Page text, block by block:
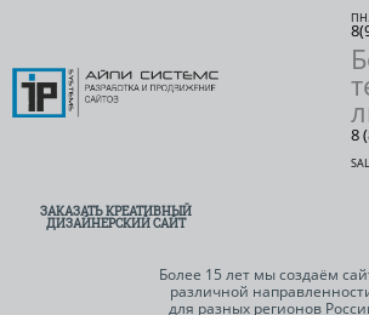
8
ЗАКАЗАТЬ КРЕАТИВНЫЙ
ДИЗАЙНЕРСКИЙ САЙТ
Более 15 лет мы создаём
различной
для разных регионов